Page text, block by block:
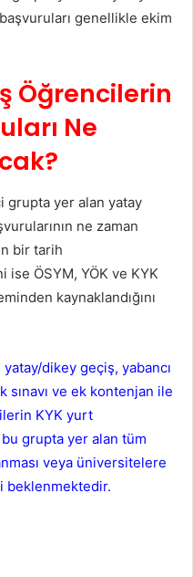
genellikle ekim
Öğrencilerin
Ne
grupta yer alan yatay
ne zaman
bir tarih
ise ÖSYM, YÖK ve KYK
kaynaklandığını
dikey geçiş, yabancı
ve ek kontenjan ile
KYK yurt
bu grupta yer alan tüm
veya üniversitelere
beklenmektedir.